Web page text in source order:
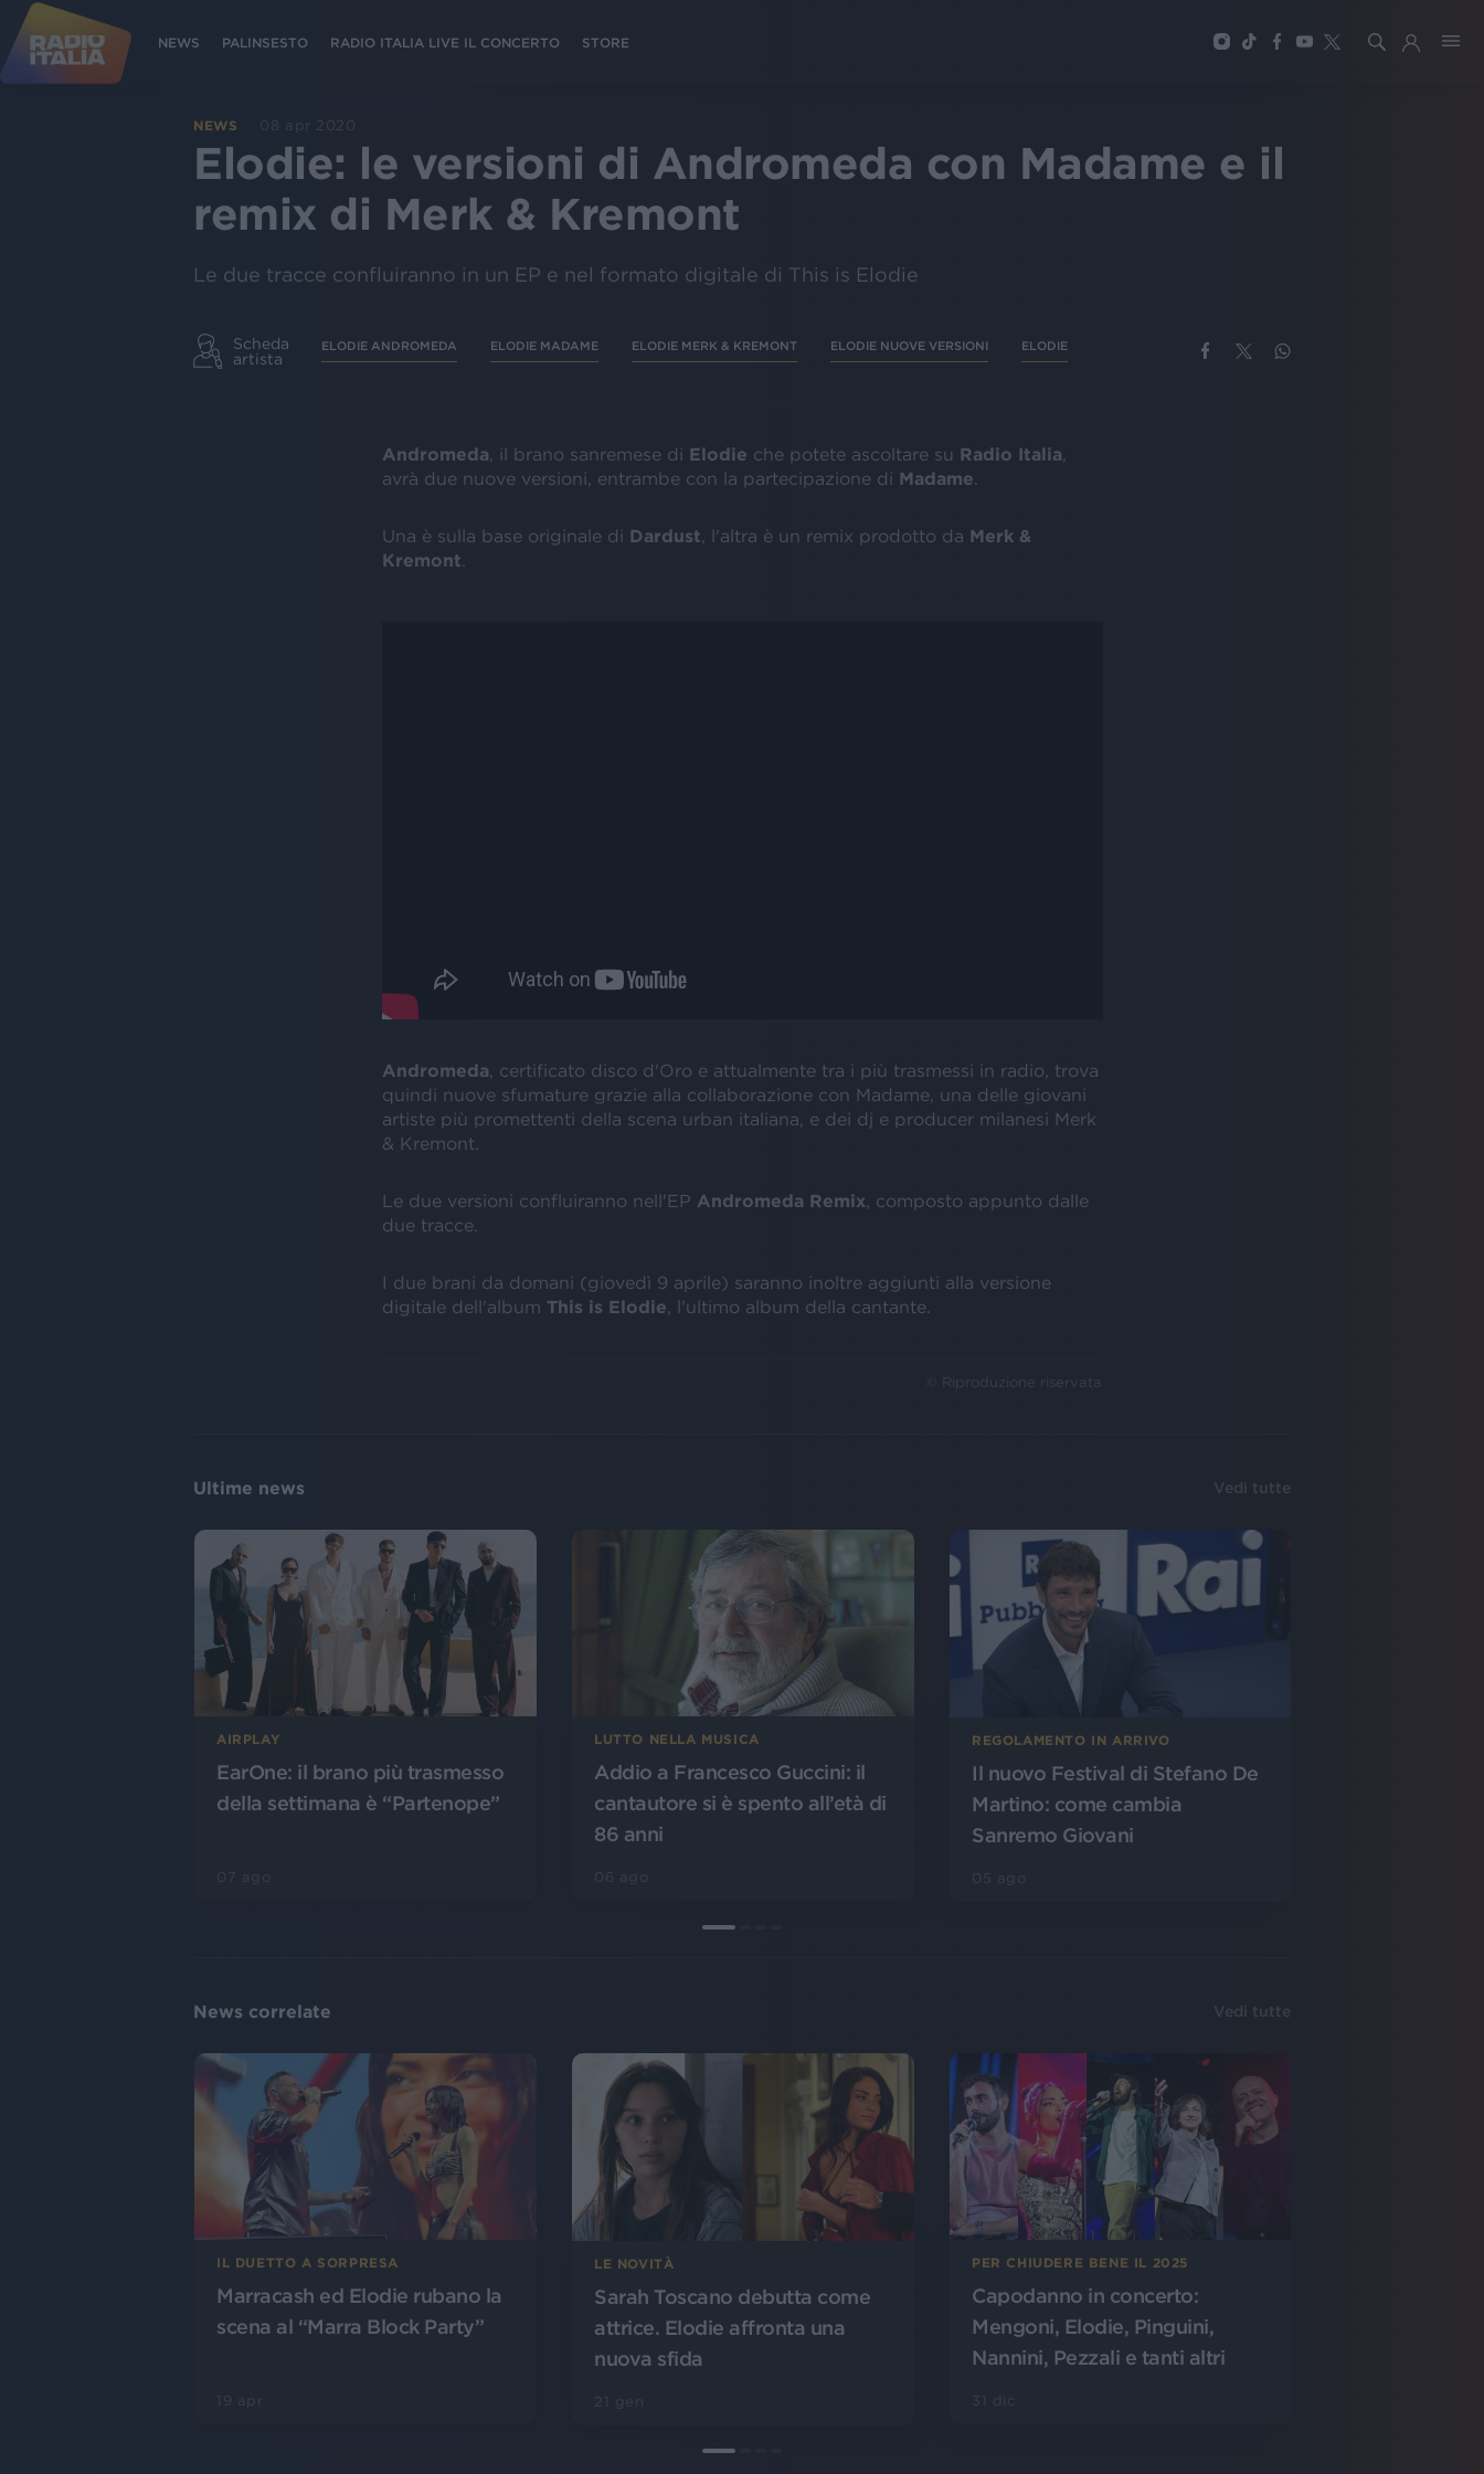
NEWS PALINSESTO RADIO ITALIA LIVE IL CONCERTO STORE
NEWS 08 apr 2020
Elodie: le versioni di Andromeda con Madame e il
remix di Merk & Kremont
Le due tracce confluiranno in un EP e nel formato digitale di This is Elodie
Scheda
artista
ELODIE ANDROMEDA ELODIE MADAME ELODIE MERK & KREMONT ELODIE NUOVE VERSIONI ELODIE
Andromeda , il brano sanremese di Elodie che potete ascoltare su Radio Italia
avrà due nuove versioni, entrambe con la partecipazione di Madame
Una è sulla base originale di Dardust , l'altra è un remix prodotto da Merk &
Kremont
Andromeda , certificato disco d'Oro e attualmente tra i più trasmessi in radio, trova
quindi nuove sfumature grazie alla collaborazione con Madame, una delle giovani
artiste più promettenti della scena urban italiana, e dei dj e producer milanesi Merk
& Kremont.
Le due versioni confluiranno nell'EP Andromeda Remix , composto appunto dalle
due tracce.
I due brani da domani (giovedì 9 aprile) saranno inoltre aggiunti alla versione
digitale dell'album This is Elodie , l'ultimo album della cantante.
© Riproduzione riservata
Ultime news Vedi tutte
AIRPLAY
EarOne: il brano più trasmesso
della settimana è “Partenope”
LUTTO NELLA MUSICA
Addio a Francesco Guccini: il
cantautore si è spento all’età di
86 anni
REGOLAMENTO IN ARRIVO
Il nuovo Festival di Stefano De
Martino: come cambia
Sanremo Giovani
News correlate Vedi tutte
IL DUETTO A SORPRESA
Marracash ed Elodie rubano la
scena al “Marra Block Party”
LE NOVITÀ
Sarah Toscano debutta come
attrice. Elodie affronta una
nuova sfida
PER CHIUDERE BENE IL 2025
Capodanno in concerto:
Mengoni, Elodie, Pinguini,
Nannini, Pezzali e tanti altri